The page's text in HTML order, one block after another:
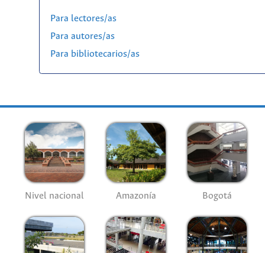
Para lectores/as
Para autores/as
Para bibliotecarios/as
Nivel nacional Amazonía Bogotá